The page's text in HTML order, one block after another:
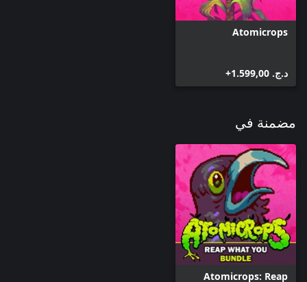
Atomicrops
د.ج.‏ 1.599,00+
مضمنة في
Atomicrops: Reap